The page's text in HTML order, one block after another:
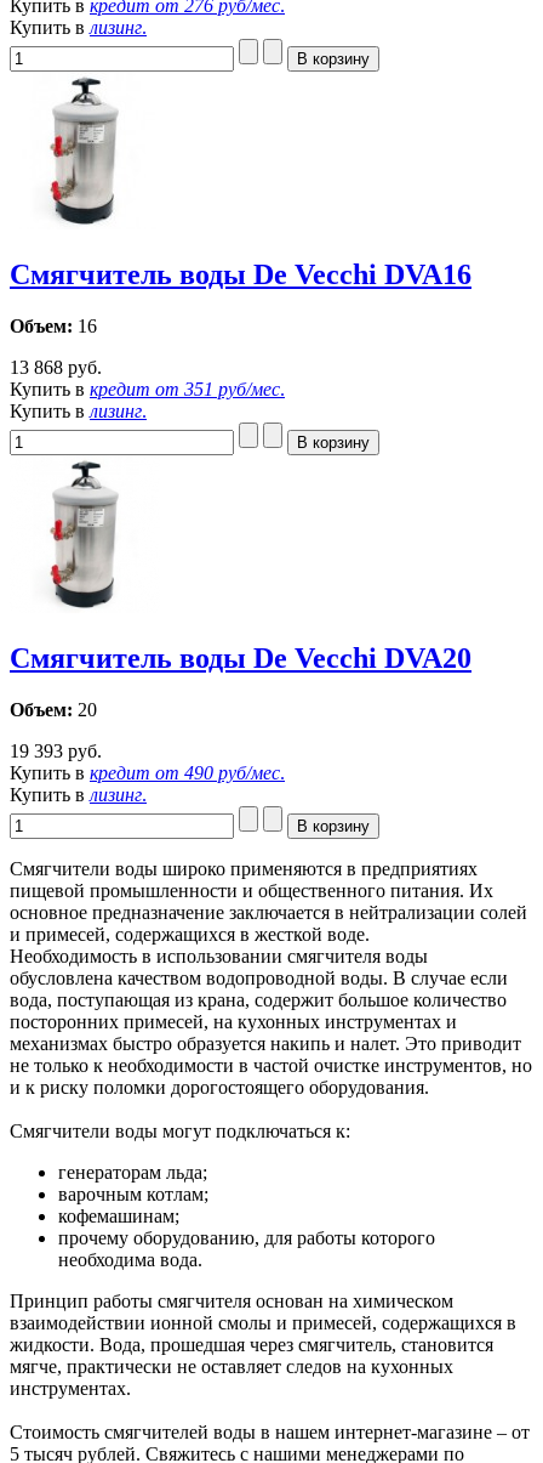
Купить в кредит от 276 руб/мес.
Купить в лизинг.
Смягчитель воды De Vecchi DVA16
Объем: 16
13 868 руб.
Купить в кредит от 351 руб/мес.
Купить в лизинг.
Смягчитель воды De Vecchi DVA20
Объем: 20
19 393 руб.
Купить в кредит от 490 руб/мес.
Купить в лизинг.
Смягчители воды широко применяются в предприятиях
пищевой промышленности и общественного питания. Их
основное предназначение заключается в нейтрализации солей
и примесей, содержащихся в жесткой воде.
Необходимость в использовании смягчителя воды
обусловлена качеством водопроводной воды. В случае если
вода, поступающая из крана, содержит большое количество
посторонних примесей, на кухонных инструментах и
механизмах быстро образуется накипь и налет. Это приводит
не только к необходимости в частой очистке инструментов, но
и к риску поломки дорогостоящего оборудования.
Смягчители воды могут подключаться к:
генераторам льда;
варочным котлам;
кофемашинам;
прочему оборудованию, для работы которого
необходима вода.
Принцип работы смягчителя основан на химическом
взаимодействии ионной смолы и примесей, содержащихся в
жидкости. Вода, прошедшая через смягчитель, становится
мягче, практически не оставляет следов на кухонных
инструментах.
Стоимость смягчителей воды в нашем интернет-магазине – от
5 тысяч рублей. Свяжитесь с нашими менеджерами по